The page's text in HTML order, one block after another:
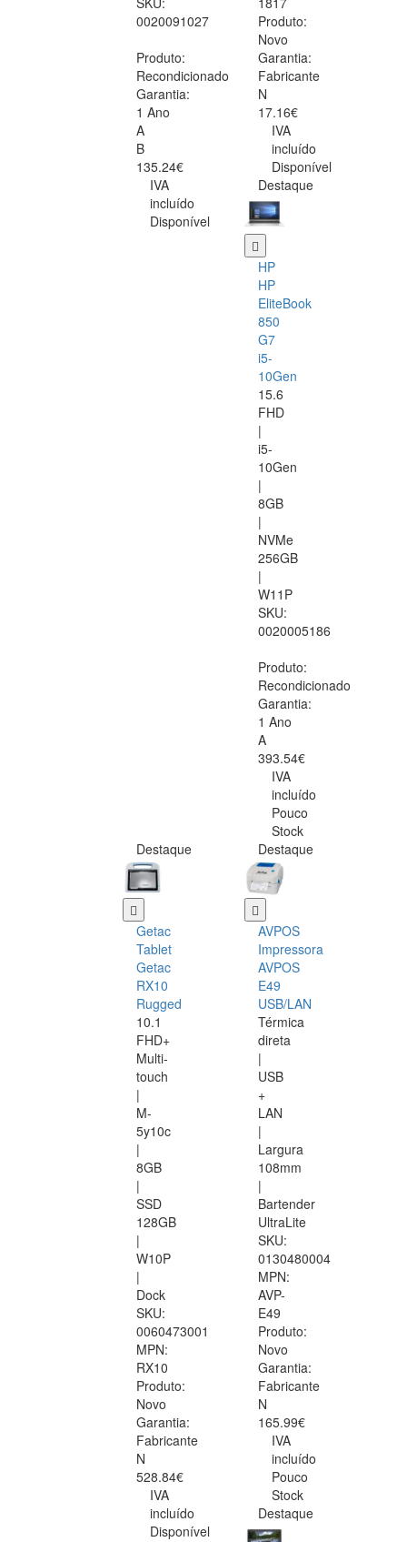
0020091027
Produto:
Recondicionado
Garantia:
1 Ano
A
B
135.24€
IVA
incluído
Disponível
Produto:
Novo
Garantia:
Fabricante
N
17.16€
IVA
incluído
Disponível
Destaque
HP
HP
EliteBook
850
G7
i5-
10Gen
15.6
FHD
|
i5-
10Gen
|
8GB
|
NVMe
256GB
|
W11P
SKU:
0020005186
Produto:
Recondicionado
Garantia:
1 Ano
A
393.54€
IVA
incluído
Pouco
Stock
Destaque
Getac
Tablet
Getac
RX10
Rugged
10.1
FHD+
Multi-
touch
|
M-
5y10c
|
8GB
|
SSD
128GB
|
W10P
|
Dock
SKU:
0060473001
MPN:
RX10
Produto:
Novo
Garantia:
Fabricante
N
528.84€
IVA
incluído
Disponível
Destaque
AVPOS
Impressora
AVPOS
E49
USB/LAN
Térmica
direta
|
USB
+
LAN
|
Largura
108mm
|
Bartender
UltraLite
SKU:
0130480004
MPN:
AVP-
E49
Produto:
Novo
Garantia:
Fabricante
N
165.99€
IVA
incluído
Pouco
Stock
Destaque